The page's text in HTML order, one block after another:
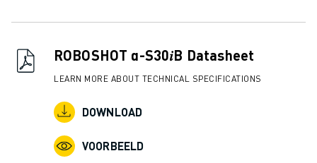
ROBOSHOT α-S30𝑖B Datasheet
LEARN MORE ABOUT TECHNICAL SPECIFICATIONS
DOWNLOAD
VOORBEELD